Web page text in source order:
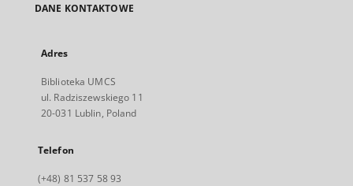
DANE KONTAKTOWE
Adres
Biblioteka UMCS
ul. Radziszewskiego 11
20-031 Lublin, Poland
Telefon
(+48) 81 537 58 93